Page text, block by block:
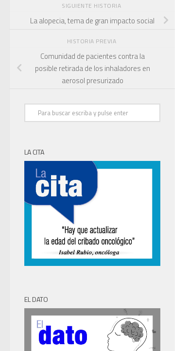
SIGUIENTE HISTORIA
La alopecia, tema de gran impacto social
HISTORIA PREVIA
Comunidad de pacientes contra la
posible retirada de los inhaladores en
aerosol presurizado
LA CITA
EL DATO